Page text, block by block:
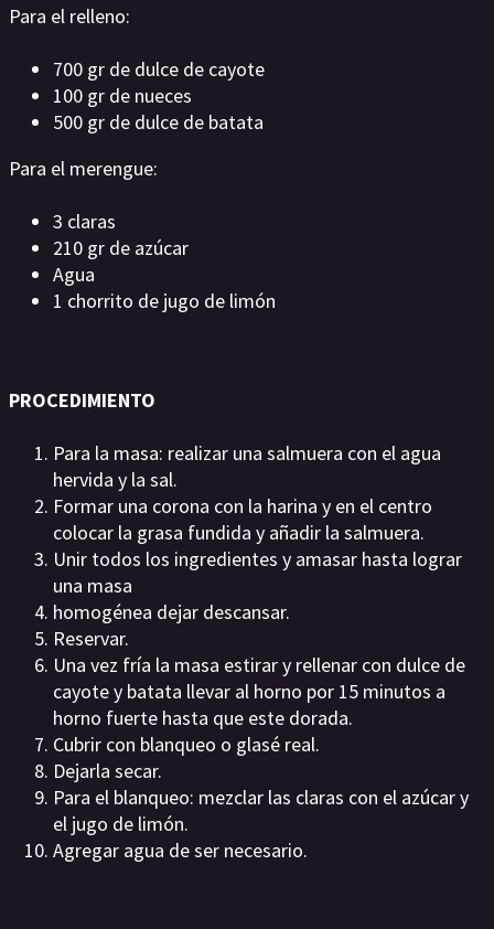
Para el relleno:
700 gr de dulce de cayote
100 gr de nueces
500 gr de dulce de batata
Para el merengue:
3 claras
210 gr de azúcar
Agua
1 chorrito de jugo de limón
PROCEDIMIENTO
Para la masa: realizar una salmuera con el agua
hervida y la sal.
Formar una corona con la harina y en el centro
colocar la grasa fundida y añadir la salmuera.
Unir todos los ingredientes y amasar hasta lograr
una masa
homogénea dejar descansar.
Reservar.
Una vez fría la masa estirar y rellenar con dulce de
cayote y batata llevar al horno por 15 minutos a
horno fuerte hasta que este dorada.
Cubrir con blanqueo o glasé real.
Dejarla secar.
Para el blanqueo: mezclar las claras con el azúcar y
el jugo de limón.
Agregar agua de ser necesario.